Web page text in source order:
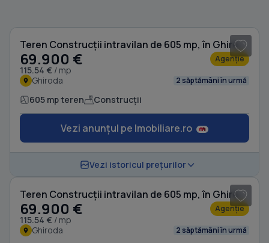
Teren Construcții intravilan de 605 mp, în Ghiroda
69.900 €
115.54 € / mp
Agenție
Ghiroda 2 săptămâni în urmă
605 mp teren Construcții
Vezi anunțul pe Imobiliare.ro
Vezi istoricul prețurilor
Teren Construcții intravilan de 605 mp, în Ghiroda
69.900 €
115.54 € / mp
Agenție
Ghiroda 2 săptămâni în urmă